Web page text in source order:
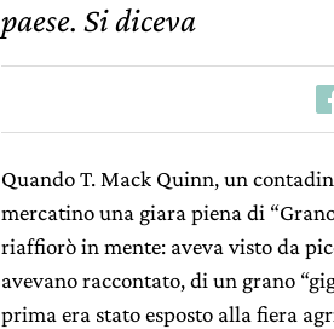
paese. Si diceva
Quando T. Mack Quinn, un
mercatino una giara piena di
riaffiorò in mente: aveva visto da
avevano raccontato, di un grano
prima era stato esposto alla fiera